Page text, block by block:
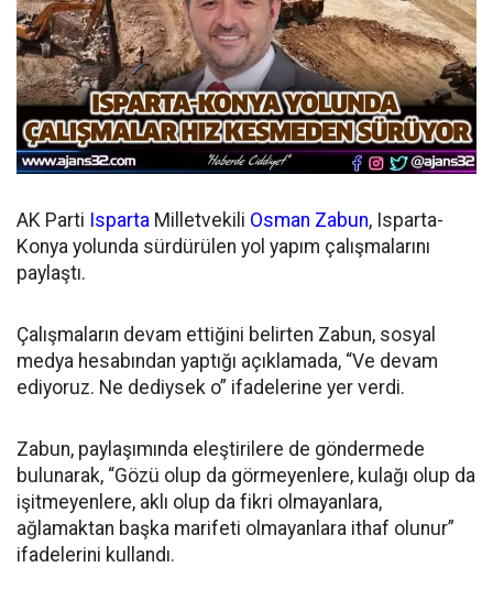
AK Parti Isparta Milletvekili Osman Zabun, Isparta-
Konya yolunda sürdürülen yol yapım çalışmalarını
paylaştı.
Çalışmaların devam ettiğini belirten Zabun, sosyal
medya hesabından yaptığı açıklamada, “Ve devam
ediyoruz. Ne dediysek o” ifadelerine yer verdi.
Zabun, paylaşımında eleştirilere de göndermede
bulunarak, “Gözü olup da görmeyenlere, kulağı olup da
işitmeyenlere, aklı olup da fikri olmayanlara,
ağlamaktan başka marifeti olmayanlara ithaf olunur”
ifadelerini kullandı.